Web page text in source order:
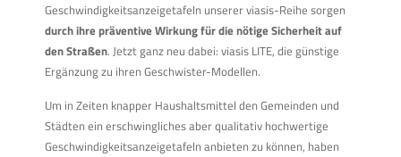
Geschwindigkeitsanzeigetafeln unserer viasis-Reihe sorgen
durch ihre präventive Wirkung für die nötige Sicherheit auf
den Straßen. Jetzt ganz neu dabei: viasis LITE, die günstige
Ergänzung zu ihren Geschwister-Modellen.
Um in Zeiten knapper Haushaltsmittel den Gemeinden und
Städten ein erschwingliches aber qualitativ hochwertige
Geschwindigkeitsanzeigetafeln anbieten zu können, haben